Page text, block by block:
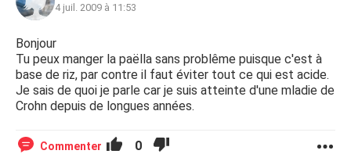
4 juil. 2009 à 11:53
Bonjour
Tu peux manger la paëlla sans problême puisque c'est à
base de riz, par contre il faut éviter tout ce qui est acide.
Je sais de quoi je parle car je suis atteinte d'une mladie de
Crohn depuis de longues années.
Commenter 0